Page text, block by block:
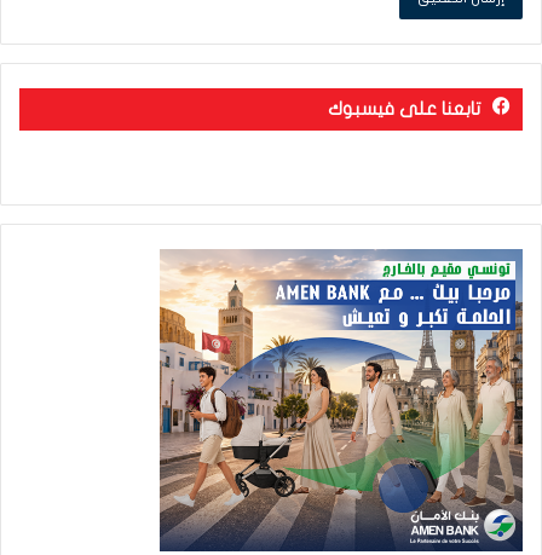
تابعنا على فيسبوك